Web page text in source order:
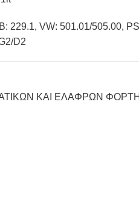
229.1, VW: 501.01/505.00,
D2
ΚΑΙ ΕΛΑΦΡΩΝ